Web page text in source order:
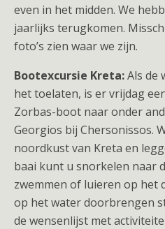
even in het midden. We
jaarlijks terugkomen.
foto’s zien waar we zijn.
Bootexcursie Kreta:Als de
het toelaten, is er vrijdag
Zorbas-boot naar onder
Georgios bij Chersonissos.
noordkust van Kreta en
baai kunt u snorkelen naar
zwemmen of luieren op het
op het water doorbrengen
de wensenlijst met